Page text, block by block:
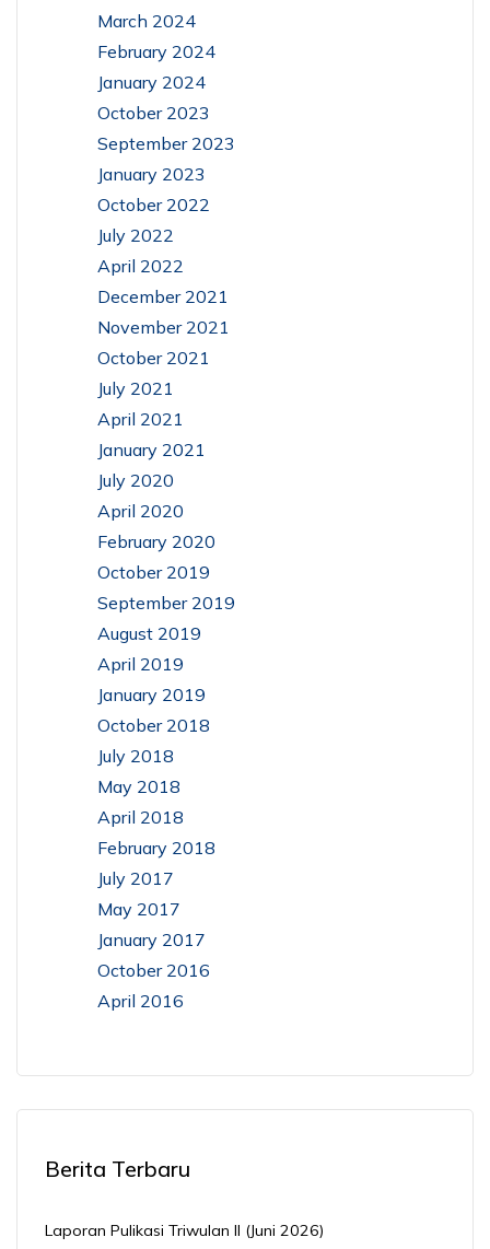
March 2024
February 2024
January 2024
October 2023
September 2023
January 2023
October 2022
July 2022
April 2022
December 2021
November 2021
October 2021
July 2021
April 2021
January 2021
July 2020
April 2020
February 2020
October 2019
September 2019
August 2019
April 2019
January 2019
October 2018
July 2018
May 2018
April 2018
February 2018
July 2017
May 2017
January 2017
October 2016
April 2016
Berita Terbaru
Laporan Pulikasi Triwulan II (Juni 2026)